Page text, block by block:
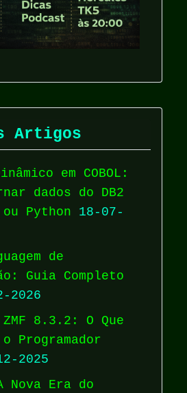
Artigos
em COBOL:
dados do DB2
Python
18-07-
de
Guia Completo
2026
ZMF 8.3.2: O Que
Programador
2025
Nova Era do